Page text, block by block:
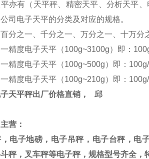
亦有（天平秤、精密天平、分析天平
司电子天平的分类及对应的规格。
分之一、千分之一、万分之一、十万分
精度电子天平（100g~3100g）即：
精度电子天平（100g~500g）即：
精度电子天平（100g~210g）即：
天平秤出厂价格直销，
邱
营：
电子地磅，电子吊秤，电子台秤，电
秤，叉车秤等电子秤，规格型号齐全，